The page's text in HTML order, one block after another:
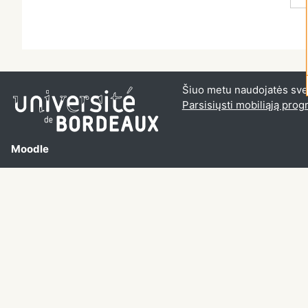
Moodle
Šiuo metu naudojatės
Parsisiųsti mobiliąją